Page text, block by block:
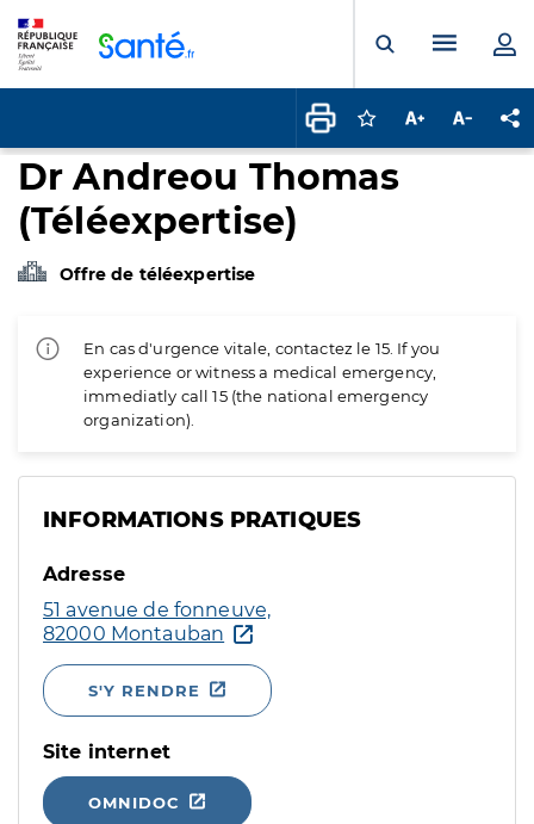
Ouvrir laMenu
Connectez-vous
Augmenter la
Dr Andreou Thomas
(Téléexpertise)
Offre de téléexpertise
En cas d'urgence vitale, contactez le 15. If you
experience or witness a medical emergency,
immediatly call 15 (the national emergency
organization).
INFORMATIONS PRATIQUES
Adresse
51 avenue de fonneuve,
82000 Montauban
S'Y RENDRE
Site internet
OMNIDOC